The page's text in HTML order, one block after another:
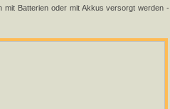
Batterien oder mit Akkus versorgt werden -